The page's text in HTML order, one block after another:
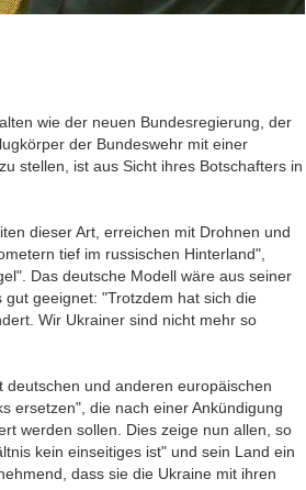
wie der neuen Bundesregierung, der
der Bundeswehr mit einer
stellen, ist aus Sicht ihres Botschafters in
dieser Art, erreichen mit Drohnen und
tief im russischen Hinterland",
Das deutsche Modell wäre aus seiner
geeignet: "Trotzdem hat sich die
Wir Ukrainer sind nicht mehr so
und anderen europäischen
ersetzen", die nach einer Ankündigung
werden sollen. Dies zeige nun allen, so
kein einseitiges ist" und sein Land ein
dass sie die Ukraine mit ihren